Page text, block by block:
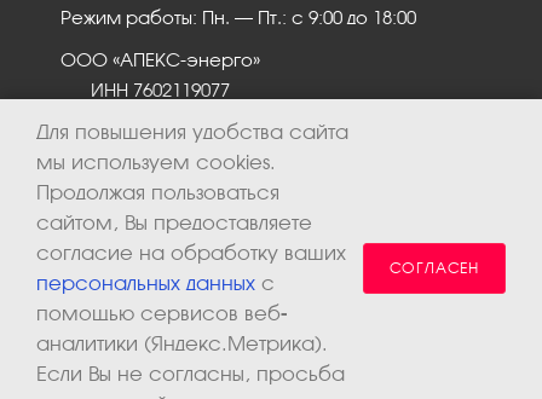
Режим работы: Пн. – Пт.: с 9:00 до 18:00
ООО «АПЕКС-энерго»
ИНН 7602119077
2026 © ООО «Апекс-энерго». Все права защищены.
Для повышения удобства сайта
мы используем cookies.
Продолжая пользоваться
сайтом, Вы предоставляете
согласие на обработку ваших
персональных данных с
помощью сервисов веб-
аналитики (Яндекс.Метрика).
Если Вы не согласны, просьба
СОГЛАСЕН